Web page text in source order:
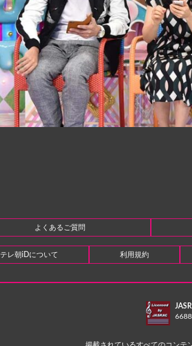
よくあるご質問
テレ朝iDについて 利用規約